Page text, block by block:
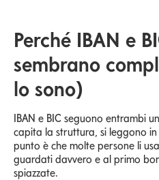
Perché IBAN e
sembrano
lo sono)
IBAN e BIC seguono entrambi
capita la struttura, si leggono
punto è che molte persone li
guardati davvero e al primo
spiazzate.